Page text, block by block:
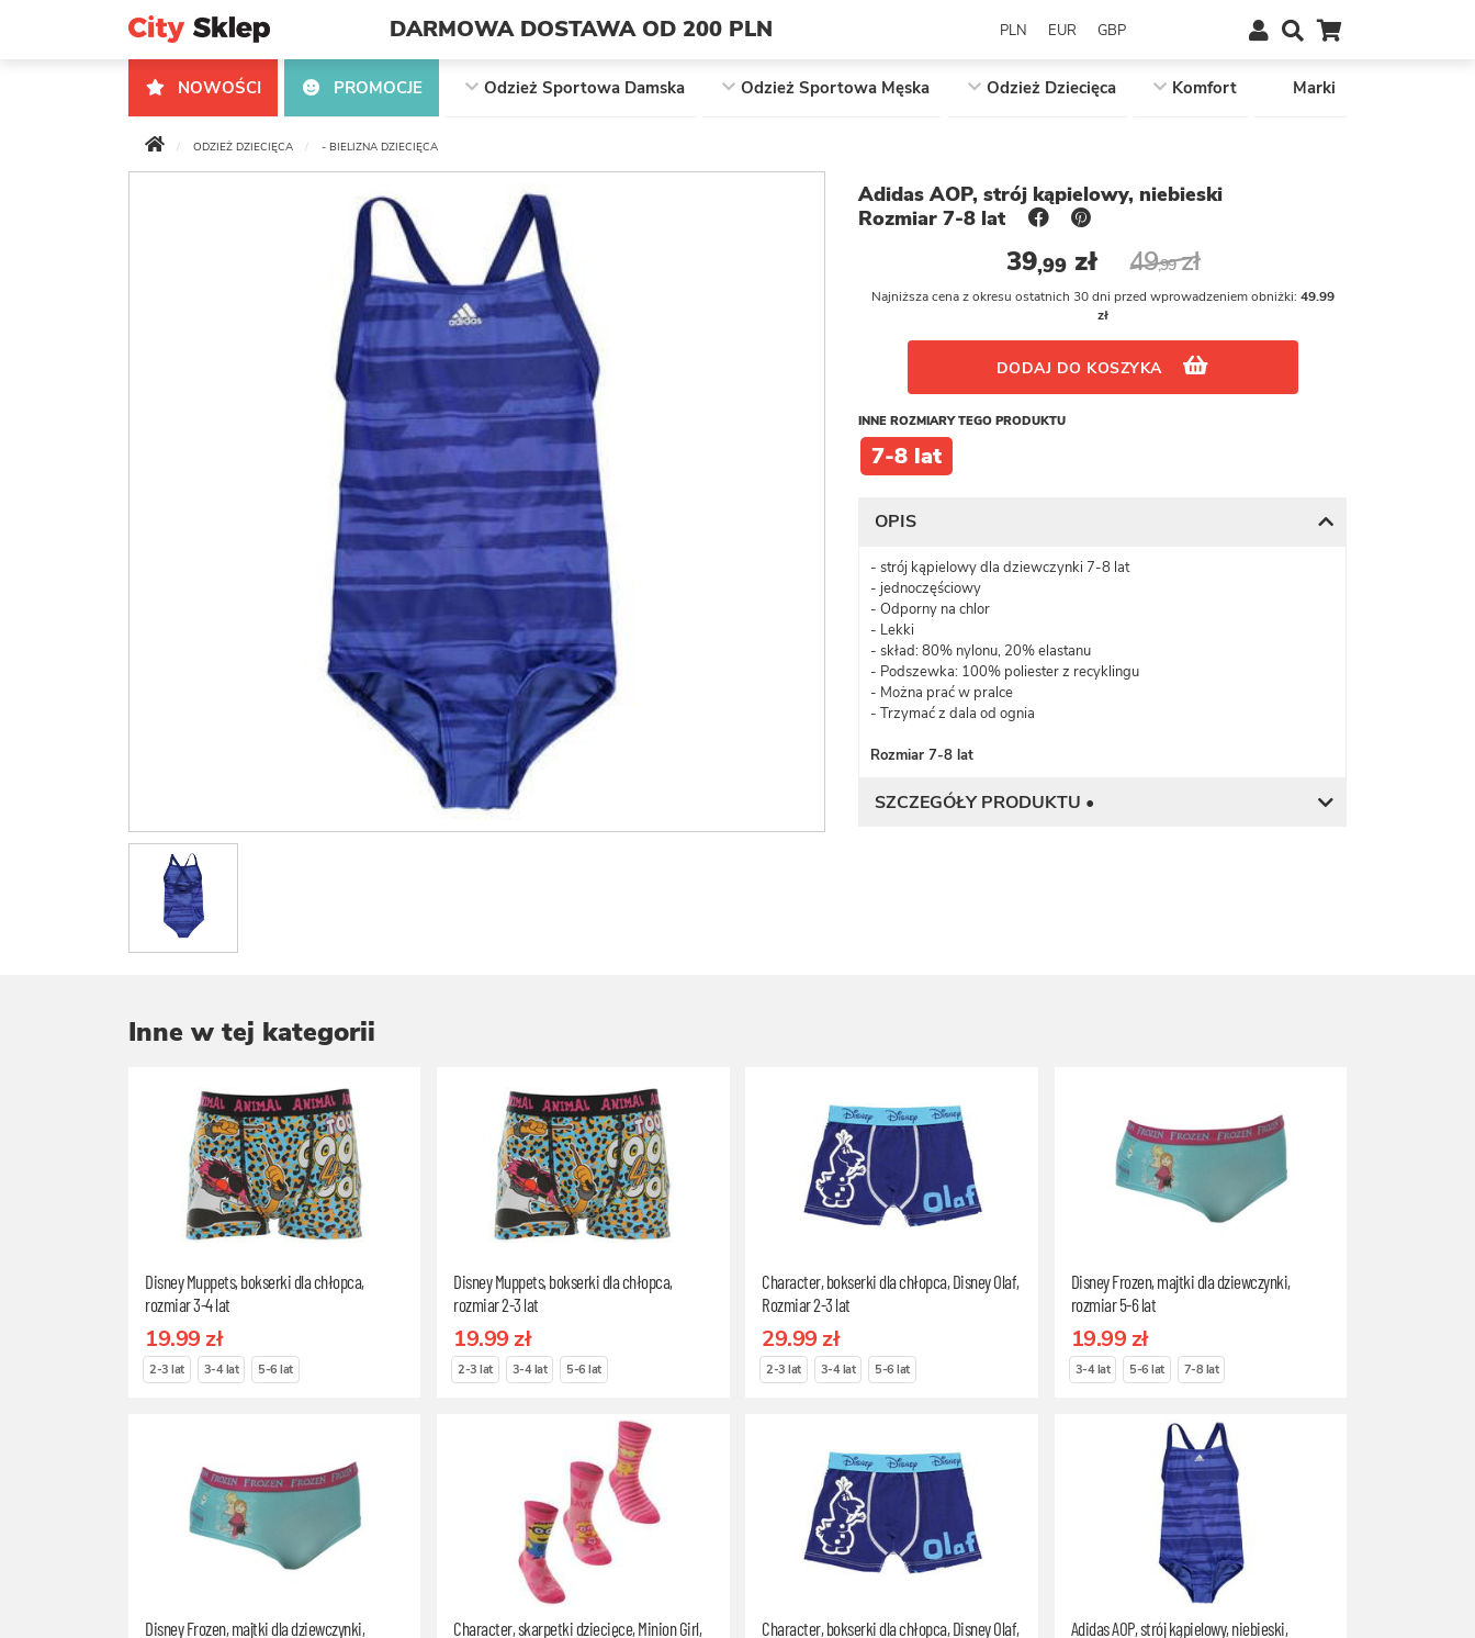
DARMOWA DOSTAWA OD 200 PLN PLN EUR GBP
NOWOŚCI PROMOCJE Odzież Sportowa Damska Odzież Sportowa Męska Odzież Dziecięca Komfort Marki
ODZIEŻ DZIECIĘCA - BIELIZNA DZIECIĘCA
Adidas AOP, strój kąpielowy, niebieski
Rozmiar 7-8 lat
39,99zł 49,99zł
Najniższa cena z okresu ostatnich 30 dni przed wprowadzeniem obniżki: 49.99
zł
DODAJ DO KOSZYKA
INNE ROZMIARY TEGO PRODUKTU
7-8 lat
OPIS
- strój kąpielowy dla dziewczynki 7-8 lat
- jednoczęściowy
- Odporny na chlor
- Lekki
- skład: 80% nylonu, 20% elastanu
- Podszewka: 100% poliester z recyklingu
- Można prać w pralce
- Trzymać z dala od ognia
Rozmiar 7-8 lat
SZCZEGÓŁY PRODUKTU •
Inne w tej kategorii
Disney Muppets, bokserki dla chłopca,
rozmiar 3-4 lat
19.99 zł
2-3 lat 3-4 lat 5-6 lat
Disney Muppets, bokserki dla chłopca,
rozmiar 2-3 lat
19.99 zł
2-3 lat 3-4 lat 5-6 lat
Character, bokserki dla chłopca, Disney Olaf,
Rozmiar 2-3 lat
29.99 zł
2-3 lat 3-4 lat 5-6 lat
Disney Frozen, majtki dla dziewczynki,
rozmiar 5-6 lat
19.99 zł
3-4 lat 5-6 lat 7-8 lat
Disney Frozen, majtki dla dziewczynki,
Character, skarpetki dziecięce, Minion Girl,
Character, bokserki dla chłopca, Disney Olaf,
Adidas AOP, strój kąpielowy, niebieski,